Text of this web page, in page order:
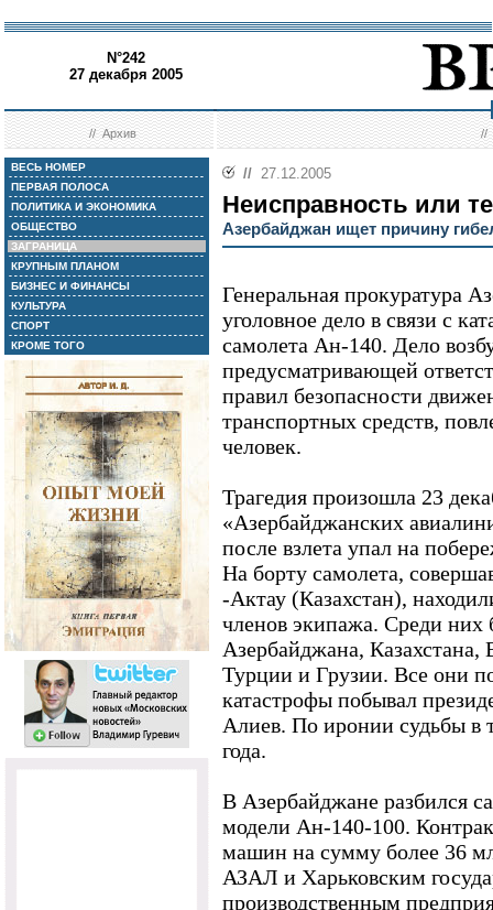
N°242
27 декабря 2005
//Архив //
ВЕСЬ НОМЕР
ПЕРВАЯ ПОЛОСА
ПОЛИТИКА И ЭКОНОМИКА
ОБЩЕСТВО
ЗАГРАНИЦА
КРУПНЫМ ПЛАНОМ
БИЗНЕС И ФИНАНСЫ
КУЛЬТУРА
СПОРТ
КРОМЕ ТОГО
// 27.12.2005
Неисправность или
Азербайджан ищет причину
Генеральная прокуратура
уголовное дело в связи с
самолета Ан-140. Дело
предусматривающей
правил безопасности
транспортных средств,
человек.
Трагедия произошла 23
«Азербайджанских
после взлета упал на
На борту самолета,
-Актау (Казахстан),
членов экипажа. Среди них
Азербайджана,
Турции и Грузии. Все они
катастрофы побывал
Алиев. По иронии судьбы в
года.
В Азербайджане разбился
модели Ан-140-100.
машин на сумму более 36
АЗАЛ и Харьковским
производственным